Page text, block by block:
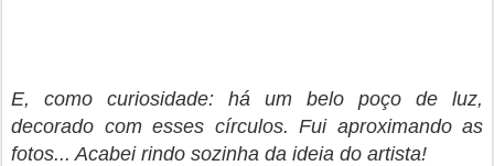
E, como curiosidade: há um belo poço de luz,
decorado com esses círculos. Fui aproximando as
fotos... Acabei rindo sozinha da ideia do artista!